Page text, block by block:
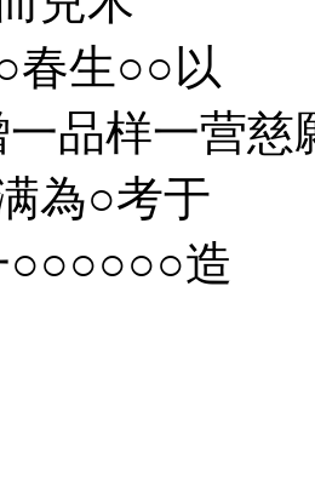
春生○○以
品样一营慈
為○考于
○○○○○○造